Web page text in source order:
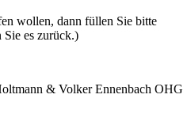
wollen, dann füllen Sie bitte
Sie es zurück.)
& Volker Ennenbach OHG